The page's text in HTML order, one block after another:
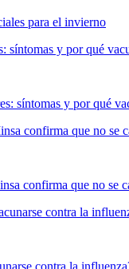
síntomas y por qué
confirma que no se
contra la